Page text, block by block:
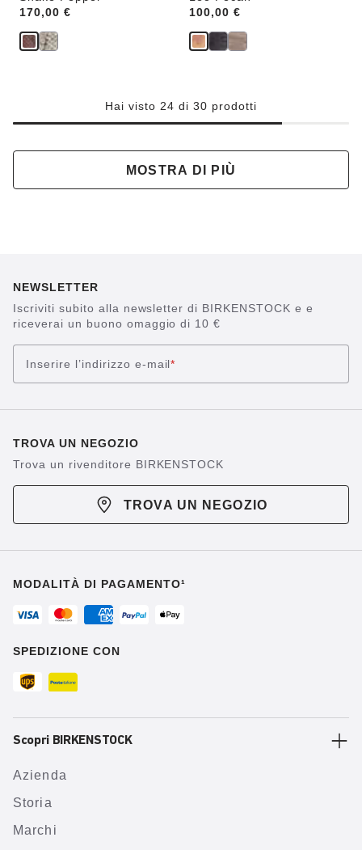
Price:
170,00 €
Price:
100,00 €
Hai visto 24 di 30 prodotti
MOSTRA DI PIÙ
NEWSLETTER
Iscriviti subito alla newsletter di BIRKENSTOCK e e
riceverai un buono omaggio di 10 €
Inserire l’indirizzo e-mail*
TROVA UN NEGOZIO
Trova un rivenditore BIRKENSTOCK
TROVA UN NEGOZIO
MODALITÀ DI PAGAMENTO¹
SPEDIZIONE CON
Scopri BIRKENSTOCK
Azienda
Storia
Marchi